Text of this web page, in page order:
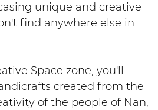
unique and creative
find anywhere else in
Space zone, you'll
created from the
of the people of Nan,